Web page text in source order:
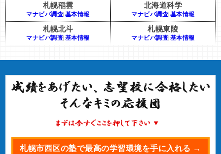
札幌稲雲
マナビバ調査|基本情報
北海道科学
マナビバ調査|基本情報
札幌北斗
マナビバ調査|基本情報
札幌東陵
マナビバ調査|基本情報
札幌市西区の塾で最高の学習環境を手に入れる →